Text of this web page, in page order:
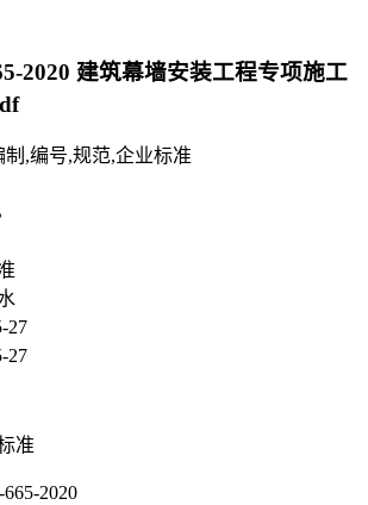
2020 建筑幕墙安装工程专项施工
27
27
准
2020